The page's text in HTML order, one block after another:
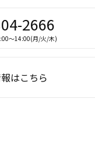
2666
～14:00(月/火/木)
はこちら